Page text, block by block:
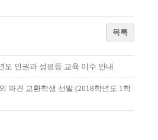
목록
도 인권과 성평등 교육 이수 안내
파견 교환학생 선발 (2018학년도 1학